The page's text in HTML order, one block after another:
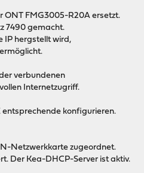
ONT FMG3005-R20A ersetzt.
7490 gemacht.
IP hergstellt wird,
verbundenen
Internetzugriff.
entsprechende konfigurieren.
Netzwerkkarte zugeordnet.
Der Kea-DHCP-Server ist aktiv.